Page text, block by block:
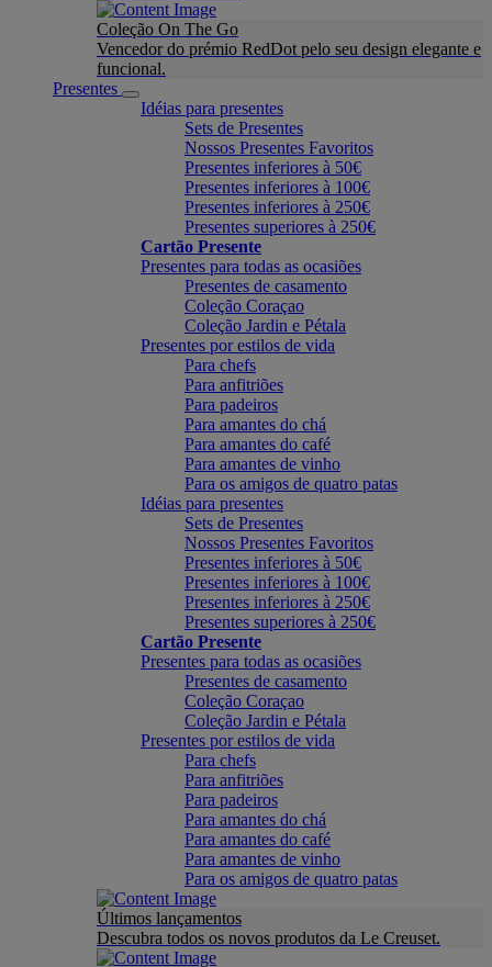
Coleção On The Go
Vencedor do prémio RedDot pelo seu design elegante e
funcional.
Presentes
Idéias para presentes
Sets de Presentes
Nossos Presentes Favoritos
Presentes inferiores à 50€
Presentes inferiores à 100€
Presentes inferiores à 250€
Presentes superiores à 250€
Cartão Presente
Presentes para todas as ocasiões
Presentes de casamento
Coleção Coraçao
Coleção Jardin e Pétala
Presentes por estilos de vida
Para chefs
Para anfitriões
Para padeiros
Para amantes do chá
Para amantes do café
Para amantes de vinho
Para os amigos de quatro patas
Idéias para presentes
Sets de Presentes
Nossos Presentes Favoritos
Presentes inferiores à 50€
Presentes inferiores à 100€
Presentes inferiores à 250€
Presentes superiores à 250€
Cartão Presente
Presentes para todas as ocasiões
Presentes de casamento
Coleção Coraçao
Coleção Jardin e Pétala
Presentes por estilos de vida
Para chefs
Para anfitriões
Para padeiros
Para amantes do chá
Para amantes do café
Para amantes de vinho
Para os amigos de quatro patas
Últimos lançamentos
Descubra todos os novos produtos da Le Creuset.